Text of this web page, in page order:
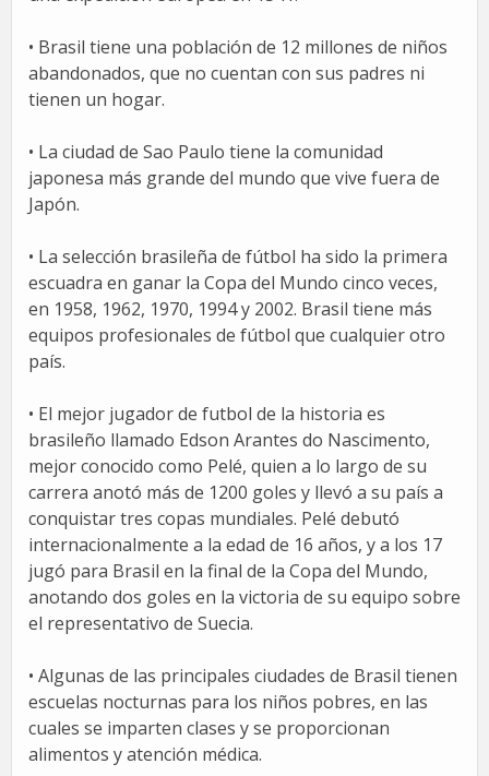
• Brasil tiene una población de 12 millones de niños
abandonados, que no cuentan con sus padres ni
tienen un hogar.
• La ciudad de Sao Paulo tiene la comunidad
japonesa más grande del mundo que vive fuera de
Japón.
• La selección brasileña de fútbol ha sido la primera
escuadra en ganar la Copa del Mundo cinco veces,
en 1958, 1962, 1970, 1994 y 2002. Brasil tiene más
equipos profesionales de fútbol que cualquier otro
país.
• El mejor jugador de futbol de la historia es
brasileño llamado Edson Arantes do Nascimento,
mejor conocido como Pelé, quien a lo largo de su
carrera anotó más de 1200 goles y llevó a su país a
conquistar tres copas mundiales. Pelé debutó
internacionalmente a la edad de 16 años, y a los 17
jugó para Brasil en la final de la Copa del Mundo,
anotando dos goles en la victoria de su equipo sobre
el representativo de Suecia.
• Algunas de las principales ciudades de Brasil tienen
escuelas nocturnas para los niños pobres, en las
cuales se imparten clases y se proporcionan
alimentos y atención médica.